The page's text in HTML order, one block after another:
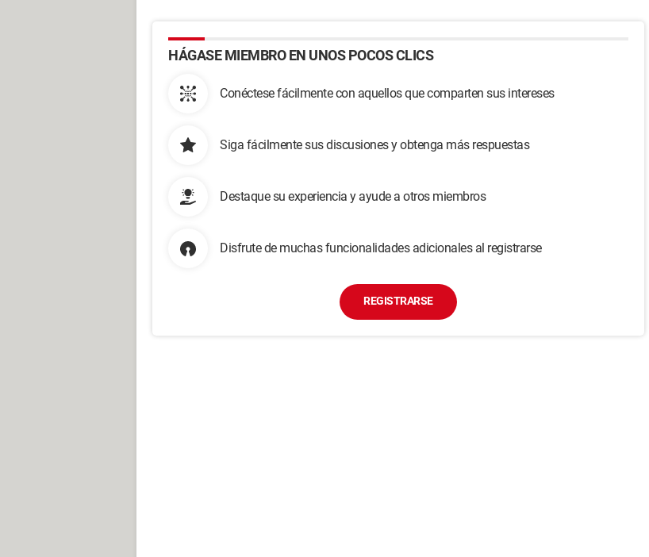
HÁGASE MIEMBRO EN UNOS POCOS CLICS
Conéctese fácilmente con aquellos que comparten sus intereses
Siga fácilmente sus discusiones y obtenga más respuestas
Destaque su experiencia y ayude a otros miembros
Disfrute de muchas funcionalidades adicionales al registrarse
REGISTRARSE